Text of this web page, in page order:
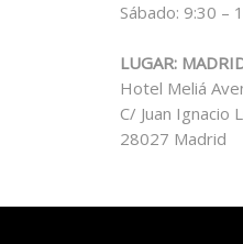
Sábado: 9:30 –
LUGAR:
Hotel Meliá
C/ Juan Ignacio
28027 Madrid